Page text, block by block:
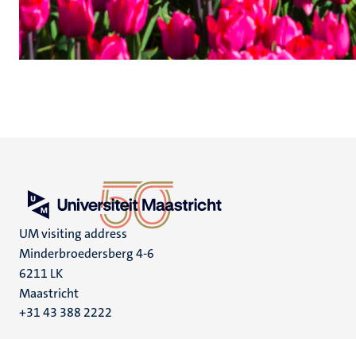
UM visiting address
Minderbroedersberg 4-6
6211 LK
Maastricht
+31 43 388 2222